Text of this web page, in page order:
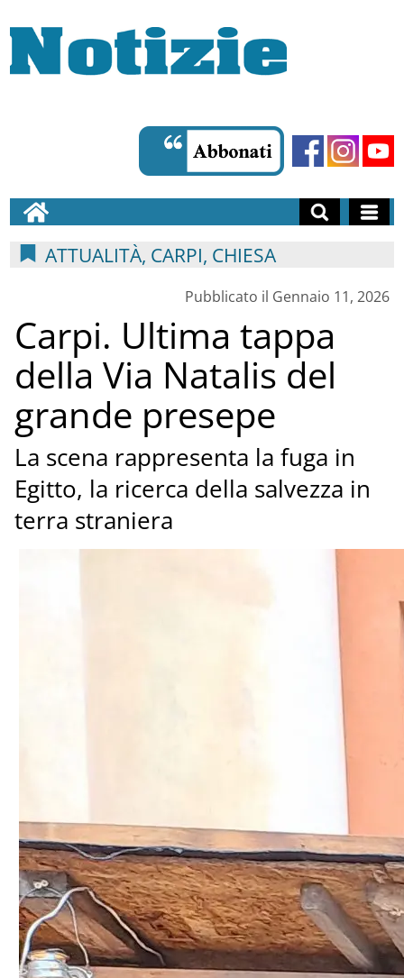
ATTUALITÀ, CARPI, CHIESA
Pubblicato il Gennaio 11, 2026
Carpi. Ultima tappa
della Via Natalis del
grande presepe
La scena rappresenta la fuga in
Egitto, la ricerca della salvezza in
terra straniera